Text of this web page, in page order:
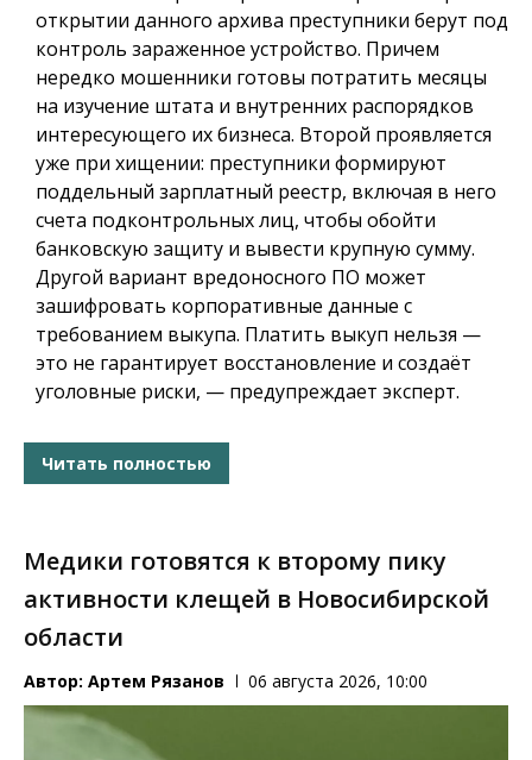
открытии данного архива преступники берут под
контроль зараженное устройство. Причем
нередко мошенники готовы потратить месяцы
на изучение штата и внутренних распорядков
интересующего их бизнеса. Второй проявляется
уже при хищении: преступники формируют
поддельный зарплатный реестр, включая в него
счета подконтрольных лиц, чтобы обойти
банковскую защиту и вывести крупную сумму.
Другой вариант вредоносного ПО может
зашифровать корпоративные данные с
требованием выкупа. Платить выкуп нельзя —
это не гарантирует восстановление и создаёт
уголовные риски, — предупреждает эксперт.
Читать полностью
Медики готовятся к второму пику
активности клещей в Новосибирской
области
Автор: Артем Рязанов 06 августа 2026, 10:00